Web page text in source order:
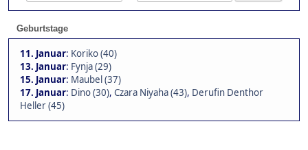
Geburtstage
11. Januar: Koriko (40)
13. Januar: Fynja (29)
15. Januar: Maubel (37)
17. Januar: Dino (30), Czara Niyaha (43), Derufin Denthor
Heller (45)